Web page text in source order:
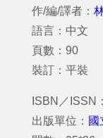
作/編/譯者：
語言：中文
頁數：90
裝訂：平裝
ISBN／ISSN
出版單位： 國